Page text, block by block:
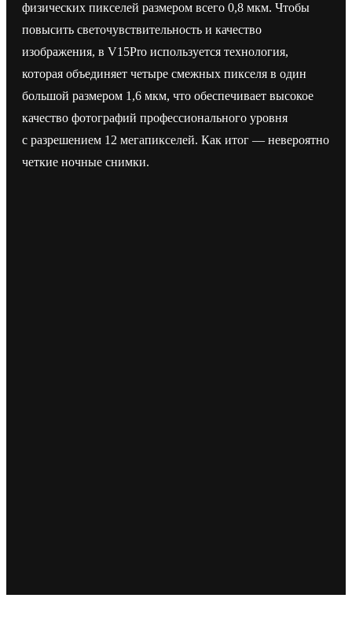
физических пикселей размером всего 0,8 мкм. Чтобы
повысить светочувствительность и качество
изображения, в V15Pro используется технология,
которая объединяет четыре смежных пикселя в один
большой размером 1,6 мкм, что обеспечивает высокое
качество фотографий профессионального уровня
с разрешением 12 мегапикселей. Как итог — невероятно
четкие ночные снимки.